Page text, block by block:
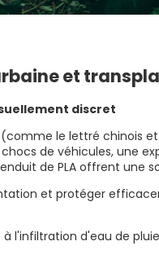
et
discret
le lettré chinois
de véhicules, une
de PLA offrent une
et protéger
l'infiltration d'eau de